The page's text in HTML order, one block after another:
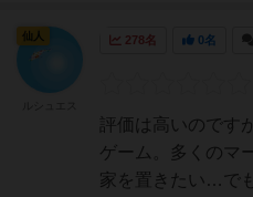
278名 0名
評価は高いのです
ゲーム。多くのマ
家を置きたい…で
仙人